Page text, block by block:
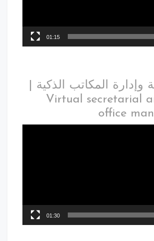
01:15
وإدارة المكاتب الذكية |
Virtual secretarial
office
01:30